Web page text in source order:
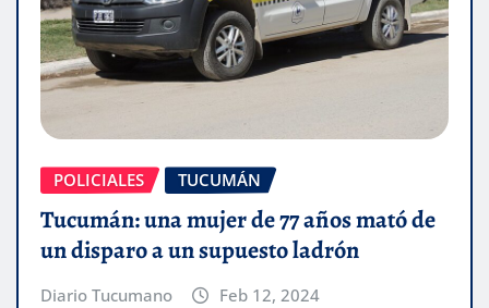
POLICIALES TUCUMÁN
Tucumán: una mujer de 77 años mató de
un disparo a un supuesto ladrón
Diario Tucumano Feb 12, 2024